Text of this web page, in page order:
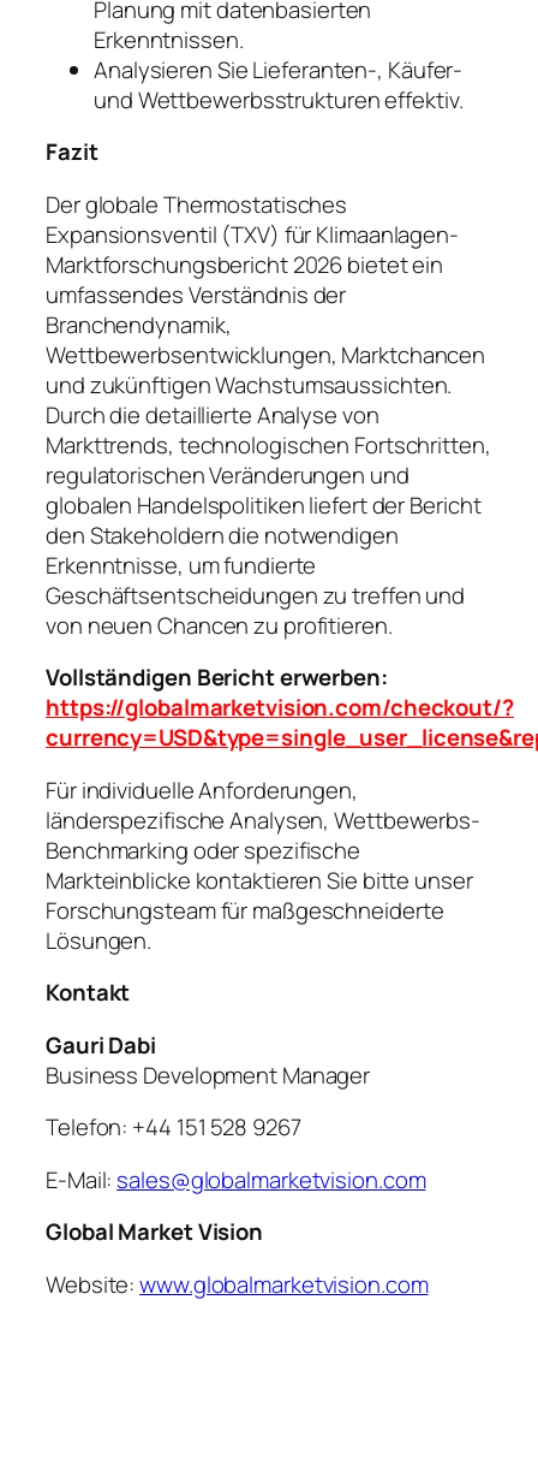
Planung mit datenbasierten
Erkenntnissen.
Analysieren Sie Lieferanten-, Käufer-
und Wettbewerbsstrukturen effektiv.
Fazit
Der globale Thermostatisches
Expansionsventil (TXV) für Klimaanlagen-
Marktforschungsbericht 2026 bietet ein
umfassendes Verständnis der
Branchendynamik,
Wettbewerbsentwicklungen, Marktchancen
und zukünftigen Wachstumsaussichten.
Durch die detaillierte Analyse von
Markttrends, technologischen Fortschritten,
regulatorischen Veränderungen und
globalen Handelspolitiken liefert der Bericht
den Stakeholdern die notwendigen
Erkenntnisse, um fundierte
Geschäftsentscheidungen zu treffen und
von neuen Chancen zu profitieren.
Vollständigen Bericht erwerben:
https://globalmarketvision.com/checkout/?
Für individuelle Anforderungen,
länderspezifische Analysen, Wettbewerbs-
Benchmarking oder spezifische
Markteinblicke kontaktieren Sie bitte unser
Forschungsteam für maßgeschneiderte
Lösungen.
Kontakt
Gauri Dabi
Business Development Manager
Telefon: +44 151 528 9267
E-Mail: sales@globalmarketvision.com
Global Market Vision
Website:www.globalmarketvision.com